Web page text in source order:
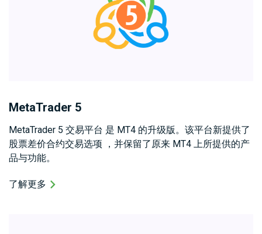
MetaTrader 5
MetaTrader 5 交易平台 是 MT4 的升级版。该平台新提供了
股票差价合约交易选项 ，并保留了原来 MT4 上所提供的产
品与功能。
了解更多